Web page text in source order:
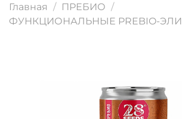
Главная
ПРЕБИО
ФУНКЦИОНАЛЬНЫЕ PREBIO-ЭЛИ